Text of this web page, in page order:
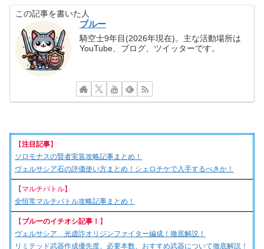
この記事を書いた人
ブルー
騎空士9年目(2026年現在)。主な活動場所は
YouTube、ブログ、ツイッターです。
【注目記事】
ソロモナスの賢者実装攻略記事まとめ！
ヴェルサシア石の評価使い方まとめ！シェロチケで入手するべきか！
【マルチバトル】
全恒常マルチバトル攻略記事まとめ！
【 ブルーのイチオシ記事！ 】
ヴェルサシア 光虚詐オリジンファイター編成！徹底解説！
リミテッド武器作成優先度、必要本数、おすすめ武器について徹底解説！